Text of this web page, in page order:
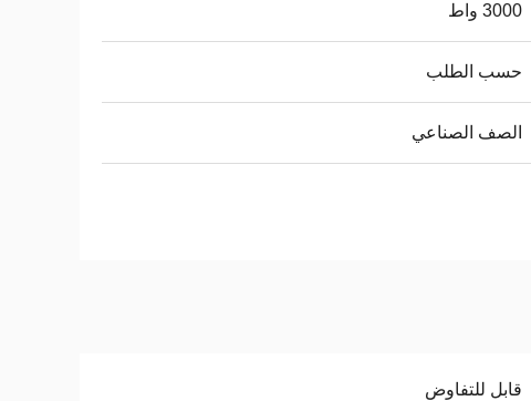
3000 واط
حسب الطلب
الصف الصناعي
قابل للتفاوض